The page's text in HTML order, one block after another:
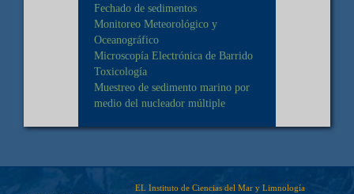
Fechado de sedimentos
Monitoreo Meteorológico y
Oceanográfico
Microscopía Electrónica de Barrido
Toxicología
Muestreo de sedimento marino por
medio del nucleador múltiple
EL Instituto de Ciencias del Mar y Limnología